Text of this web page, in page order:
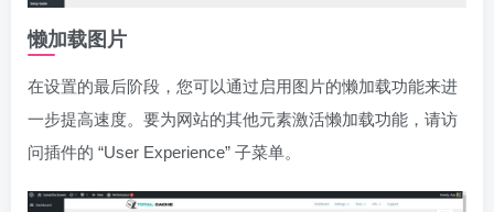
懒加载图片
在设置的最后阶段，您可以通过启用图片的懒加载功能来进
一步提高速度。要为网站的其他元素激活懒加载功能，请访
问插件的 “User Experience” 子菜单。